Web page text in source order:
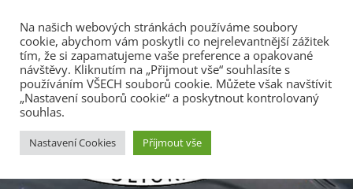
7. 8. 2026
RS
Rybářské
Na našich webových stránkách používáme soubory
cookie, abychom vám poskytli co nejrelevantnější zážitek
tím, že si zapamatujeme vaše preference a opakované
návštěvy. Kliknutím na „Přijmout vše“ souhlasíte s
používáním VŠECH souborů cookie. Můžete však navštívit
„Nastavení souborů cookie“ a poskytnout kontrolovaný
souhlas.
Nastavení Cookies Příjmout vše